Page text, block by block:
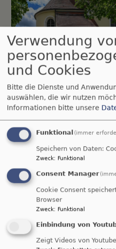
So, 16.8.
Gottesdienst, siehe
Nördlingen-Grosselfingen
So, 16.8.
Gottesdienst, siehe
Verwendung
und Cookies
Bitte die Dienste und
auswählen, die wir nutzen
Informationen bitte unsere
Funktional (immer
Speichern von Daten:
Zweck: Funktional
Consent Manager
Cookie Consent
Browser
Zweck: Funktional
Einbindung von
Zeigt Videos von Youtube